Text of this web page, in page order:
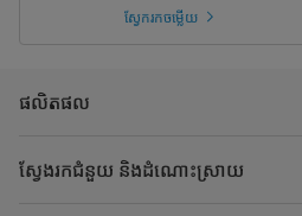
ស្វែករកចម្លើយ
ផលិតផល
ស្វែងរកជំនួយ និងដំណោះស្រាយ